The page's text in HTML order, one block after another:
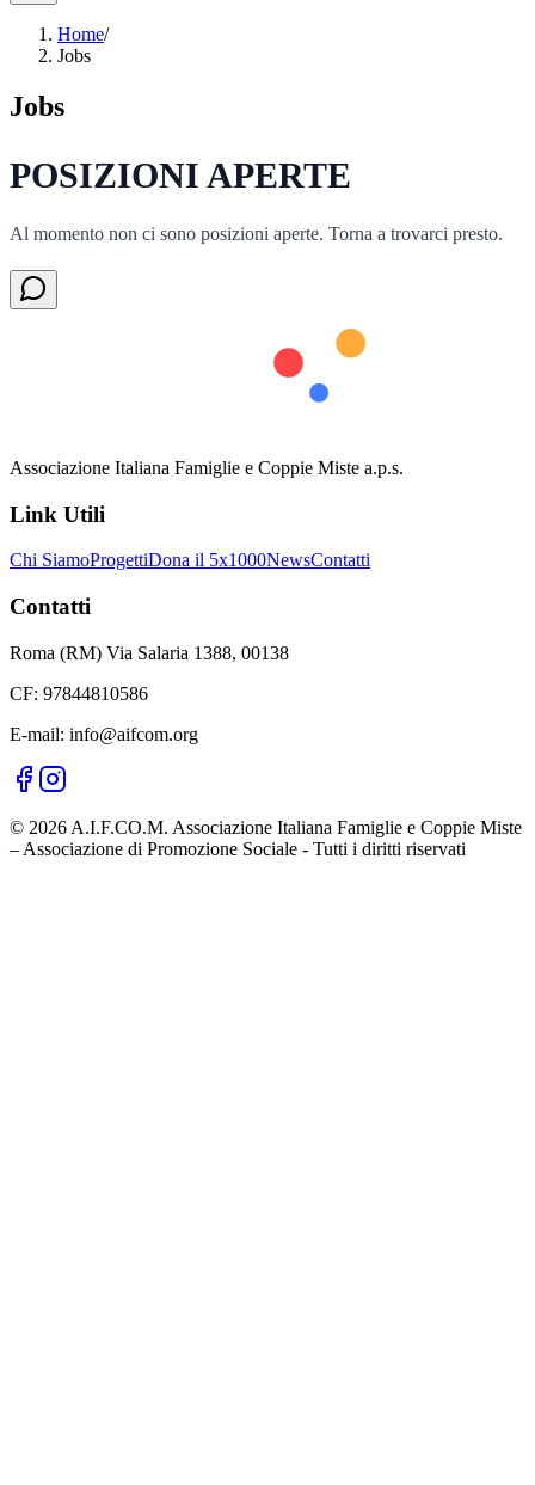
Home/
Jobs
Jobs
POSIZIONI APERTE
Al momento non ci sono posizioni aperte. Torna a trovarci presto.
Associazione Italiana Famiglie e Coppie Miste a.p.s.
Link Utili
Chi SiamoProgettiDona il 5x1000NewsContatti
Contatti
Roma (RM) Via Salaria 1388, 00138
CF: 97844810586
E-mail: info@aifcom.org
© 2026 A.I.F.CO.M. Associazione Italiana Famiglie e Coppie Miste
– Associazione di Promozione Sociale - Tutti i diritti riservati